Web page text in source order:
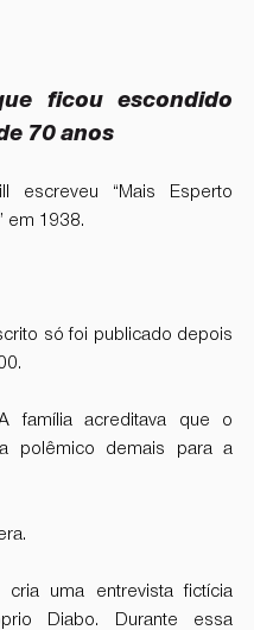
ficou escondido
70 anos
escreveu “Mais Esperto
em 1938.
só foi publicado depois
família acreditava que o
polêmico demais para a
cria uma entrevista fictícia
Diabo. Durante essa